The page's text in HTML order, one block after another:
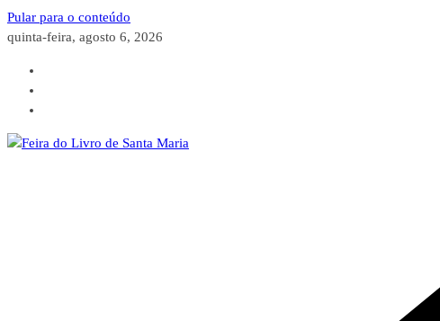
Pular para o conteúdo
quinta-feira, agosto 6, 2026